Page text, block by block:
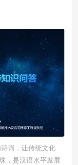
词，让传统文化
，是汉语水平发展